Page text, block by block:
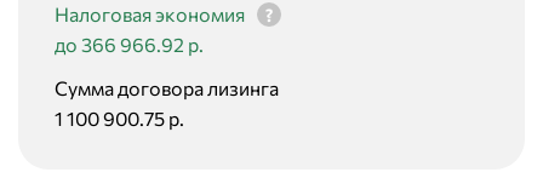
Налоговая экономия
до 366 966.92 р.
Сумма договора лизинга
1 100 900.75 р.